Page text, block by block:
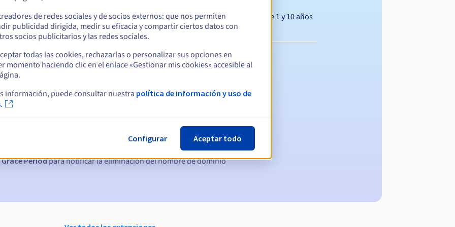
Entre 1 y 10 años
para notificar la suspensión del nombre de dominio
Periodpara notificar la eliminación del nombre de dominio
de redes sociales y de socios externos: que nos permiten
publicidad dirigida, medir su eficacia y compartir ciertos datos con
socios publicitarios y las redes sociales.
todas las cookies, rechazarlas o personalizar sus opciones en
momento haciendo clic en el enlace «Gestionar mis cookies» accesible al
información, puede consultar nuestra política de información y uso de
Configurar Aceptar todo